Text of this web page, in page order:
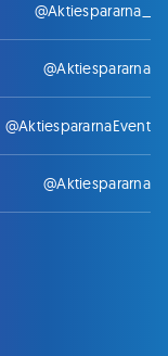
@Aktiespararna_
@Aktiespararna
@AktiespararnaEvent
@Aktiespararna